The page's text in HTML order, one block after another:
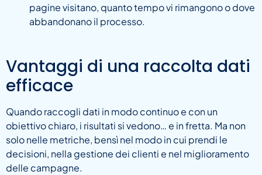
pagine visitano, quanto tempo vi rimangono o dove
abbandonano il processo.
Vantaggi di una raccolta dati
efficace
Quando raccogli dati in modo continuo e con un
obiettivo chiaro, i risultati si vedono… e in fretta. Ma non
solo nelle metriche, bensì nel modo in cui prendi le
decisioni, nella gestione dei clienti e nel miglioramento
delle campagne.